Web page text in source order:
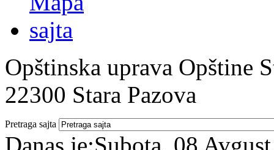
Opštinska uprava Opštine
22300 Stara Pazova
Pretraga sajta